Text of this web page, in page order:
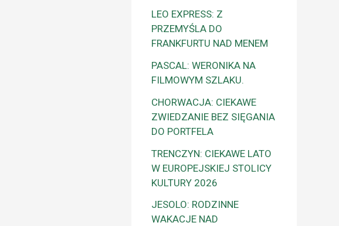
LEO EXPRESS: Z
PRZEMYŚLA DO
FRANKFURTU NAD MENEM
PASCAL: WERONIKA NA
FILMOWYM SZLAKU.
CHORWACJA: CIEKAWE
ZWIEDZANIE BEZ SIĘGANIA
DO PORTFELA
TRENCZYN: CIEKAWE LATO
W EUROPEJSKIEJ STOLICY
KULTURY 2026
JESOLO: RODZINNE
WAKACJE NAD